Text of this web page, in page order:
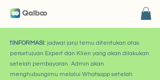
❗ INFORMASI: jadwal janji temu ditentukan atas
persetujuan Expert dan Klien yang akan dilakukan
setelah pembayaran. Admin akan
menghubungimu melalui Whatsapp setelah